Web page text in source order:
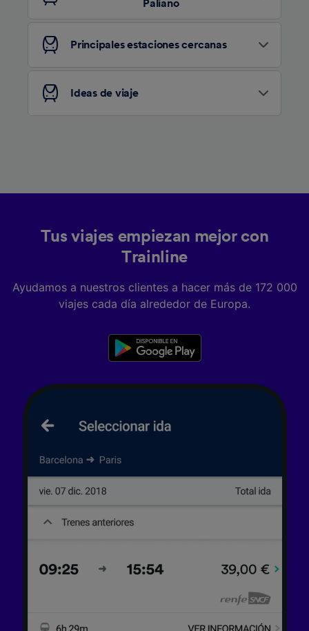
Paliano
Principales estaciones cercanas
Ideas de viaje
Tus viajes empiezan mejor con
Trainline
Ayudamos a nuestros clientes a hacer más de 172 000
viajes cada día alrededor de Europa.
Lista de asociados (proveedores)